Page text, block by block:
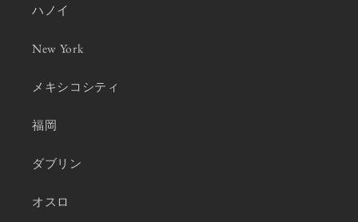
ハノイ
New York
メキシコシティ
福岡
ダブリン
オスロ